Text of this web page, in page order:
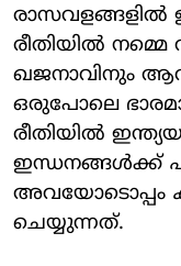
രാസവളങ്ങളിൽ
രീതിയിൽ നമ്മെ
ഖജനാവിനും
ഒരുപോലെ
രീതിയിൽ
ഇന്ധനങ്ങൾക്ക്
അവയോടൊപ്പം
ചെയ്യുന്നത്.